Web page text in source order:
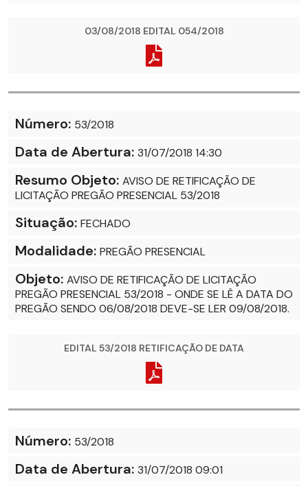
03/08/2018 EDITAL 054/2018
Número: 53/2018
Data de Abertura: 31/07/2018 14:30
Resumo Objeto: AVISO DE RETIFICAÇÃO DE
LICITAÇÃO PREGÃO PRESENCIAL 53/2018
Situação: FECHADO
Modalidade: PREGÃO PRESENCIAL
Objeto: AVISO DE RETIFICAÇÃO DE LICITAÇÃO
PREGÃO PRESENCIAL 53/2018 - ONDE SE LÊ A DATA DO
PREGÃO SENDO 06/08/2018 DEVE-SE LER 09/08/2018.
EDITAL 53/2018 RETIFICAÇÃO DE DATA
Número: 53/2018
Data de Abertura: 31/07/2018 09:01